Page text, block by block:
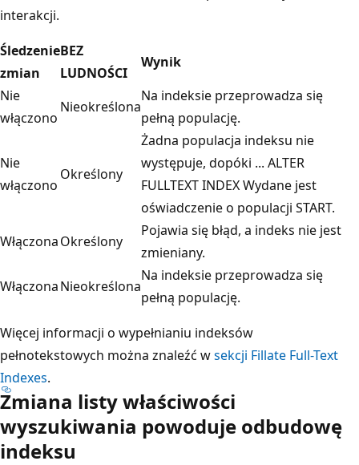
interakcji.
Śledzenie
zmian
BEZ
LUDNOŚCI
Wynik
Nie
włączono
Nieokreślona
Na indeksie przeprowadza się
pełną populację.
Nie
włączono
Określony
Żadna populacja indeksu nie
występuje, dopóki ... ALTER
FULLTEXT INDEX Wydane jest
oświadczenie o populacji START.
WłączonaOkreślony
Pojawia się błąd, a indeks nie jest
zmieniany.
WłączonaNieokreślona
Na indeksie przeprowadza się
pełną populację.
Więcej informacji o wypełnianiu indeksów
pełnotekstowych można znaleźć wsekcji Fillate Full-Text
Indexes.
Zmiana listy właściwości
wyszukiwania powoduje odbudowę
indeksu